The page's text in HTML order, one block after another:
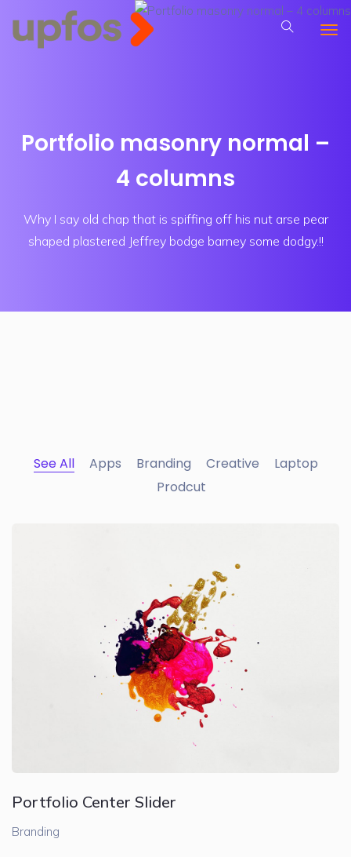
Portfolio masonry normal –
4 columns
Why I say old chap that is spiffing off his nut arse pear
shaped plastered Jeffrey bodge barney some dodgy.!!
See All Apps Branding Creative
Laptop
Prodcut
Portfolio Center Slider
Branding